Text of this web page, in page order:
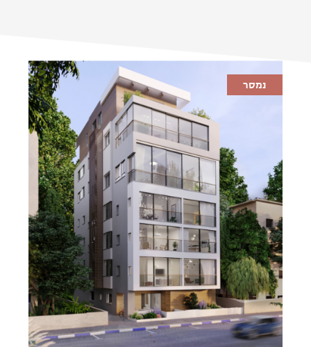
נמסר